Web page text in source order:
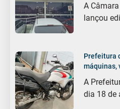
A
lançou
Prefeitura
máquinas,
A
dia 18 de